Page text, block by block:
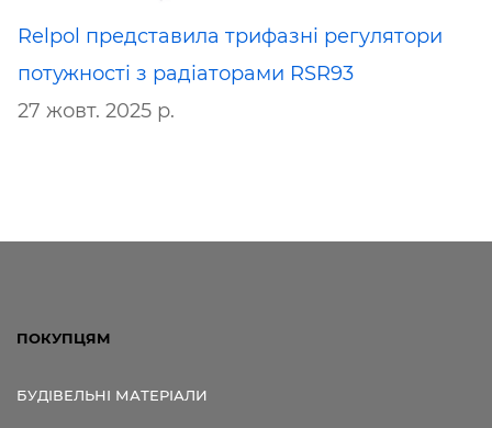
Relpol представила трифазні регулятори
потужності з радіаторами RSR93
27 жовт. 2025 р.
ПОКУПЦЯМ
БУДІВЕЛЬНІ МАТЕРІАЛИ